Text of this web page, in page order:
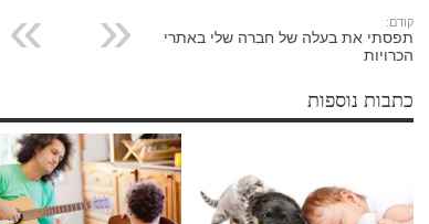
קודם:
תפסתי את בעלה של חברה שלי באתרי
הכרויות
כתבות נוספות